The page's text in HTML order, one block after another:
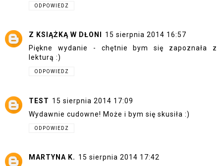
ODPOWIEDZ
Z KSIĄŻKĄ W DŁONI
15 sierpnia 2014 16:57
Piękne wydanie - chętnie bym się zapoznała z
lekturą :)
ODPOWIEDZ
TEST 15 sierpnia 2014 17:09
Wydawnie cudowne! Może i bym się skusiła :)
ODPOWIEDZ
MARTYNA K. 15 sierpnia 2014 17:42